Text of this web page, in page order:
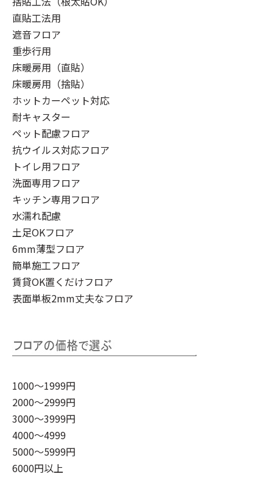
直貼工法用
遮音フロア
重歩行用
床暖房用（直貼）
床暖房用（捨貼）
ホットカーペット対応
耐キャスター
ペット配慮フロア
抗ウイルス対応フロア
トイレ用フロア
洗面専用フロア
キッチン専用フロア
水濡れ配慮
土足OKフロア
6mm薄型フロア
簡単施工フロア
賃貸OK置くだけフロア
表面単板2mm丈夫なフロア
1000～1999円
2000～2999円
3000～3999円
4000～4999
5000～5999円
6000円以上